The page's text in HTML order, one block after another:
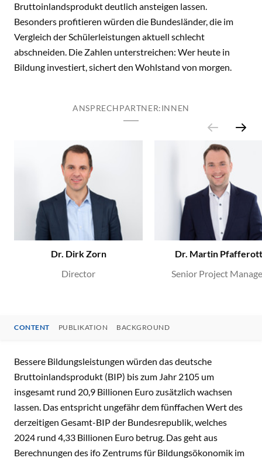
Bruttoinlandsprodukt deutlich ansteigen lassen.
Besonders profitieren würden die Bundesländer, die im
Vergleich der Schülerleistungen aktuell schlecht
abschneiden. Die Zahlen unterstreichen: Wer heute in
Bildung investiert, sichert den Wohlstand von morgen.
ANSPRECHPARTNER:INNEN
Dr. Dirk Zorn
Director
Dr. Martin Pfafferott
Senior Project
CONTENT PUBLIKATION BACKGROUND
CONTENT
Bessere Bildungsleistungen würden das deutsche
Bruttoinlandsprodukt (BIP) bis zum Jahr 2105 um
insgesamt rund 20,9 Billionen Euro zusätzlich wachsen
lassen. Das entspricht ungefähr dem fünffachen Wert des
derzeitigen Gesamt-BIP der Bundesrepublik, welches
2024 rund 4,33 Billionen Euro betrug. Das geht aus
Berechnungen des ifo Zentrums für Bildungsökonomik im